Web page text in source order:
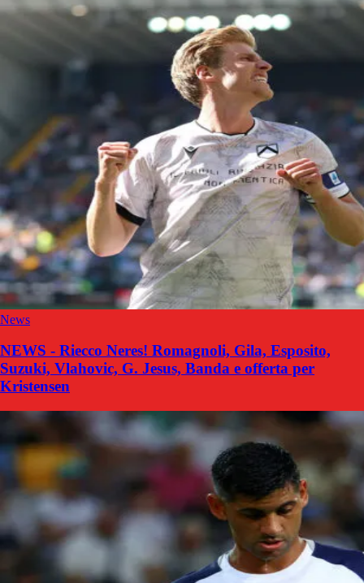
News
NEWS - Riecco Neres! Romagnoli, Gila, Esposito,
Suzuki, Vlahovic, G. Jesus, Banda e offerta per
Kristensen